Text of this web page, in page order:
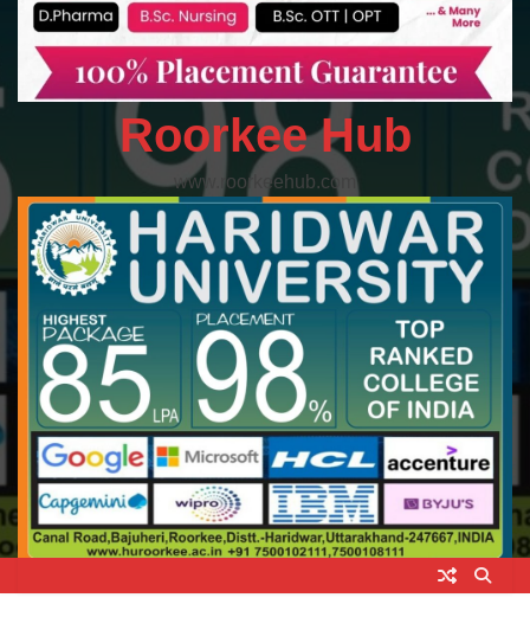
Roorkee Hub
www.roorkeehub.com